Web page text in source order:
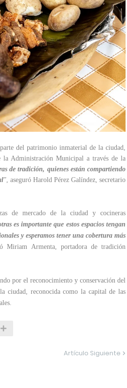
del patrimonio inmaterial de la ciudad,
la Administración Municipal a través de la
de tradición, quienes están compartiendo
”, aseguró Harold Pérez Galíndez, secretario
de mercado de la ciudad y cocineras
es importante que estos espacios tengan
y esperamos tener una cobertura más
Miriam Armenta, portadora de tradición
por el reconocimiento y conservación del
ciudad, reconocida como la capital de las
Artículo Siguiente